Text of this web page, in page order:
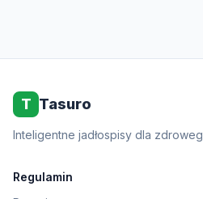
T Tasuro
Inteligentne jadłospisy dla
Regulamin